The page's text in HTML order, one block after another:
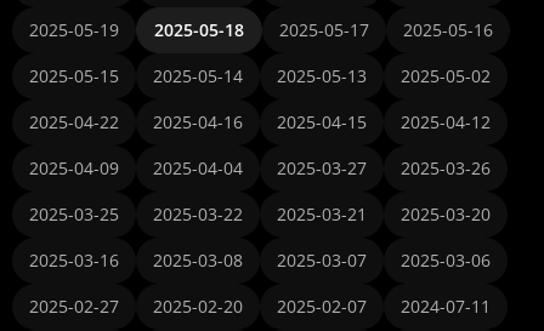
2025-05-19
2025-05-18 2025-05-17
2025-05-16
2025-05-15
2025-05-14 2025-05-13
2025-05-02
2025-04-22
2025-04-16 2025-04-15
2025-04-12
2025-04-09
2025-04-04 2025-03-27
2025-03-26
2025-03-25
2025-03-22 2025-03-21
2025-03-20
2025-03-16
2025-03-08 2025-03-07
2025-03-06
2025-02-27
2025-02-20 2025-02-07
2024-07-11